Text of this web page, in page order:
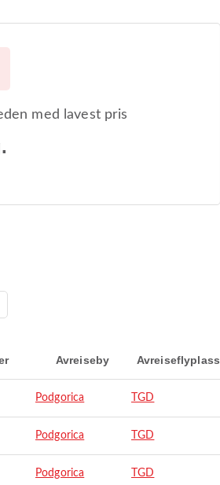
med lavest pris
Avreiseby Avreiseflyplass
Podgorica TGD
Podgorica TGD
Podgorica TGD